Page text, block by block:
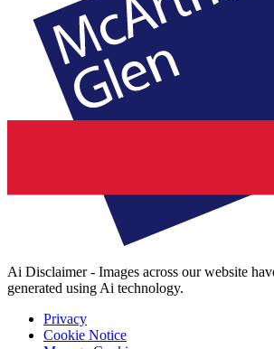
Ai Disclaimer - Images across our website
generated using Ai technology.
Privacy
Cookie Notice